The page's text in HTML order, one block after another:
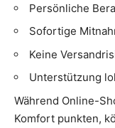
Persönliche
Sofortige
Keine
Unterstützung
Während Online-
Komfort punkten,